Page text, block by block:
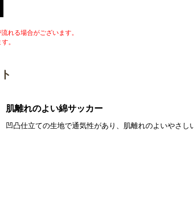
れる場合がございます。
。
肌離れのよい綿サッカー
凹凸仕立ての生地で通気性があり、肌離れのよいやさし